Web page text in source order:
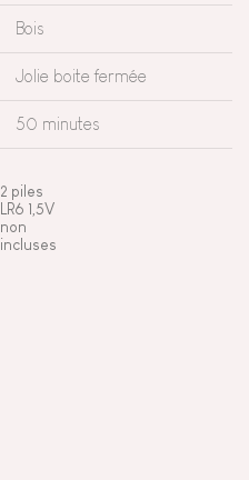
Bois
Jolie boite fermée
50 minutes
2 piles
LR6 1,5V
non
incluses